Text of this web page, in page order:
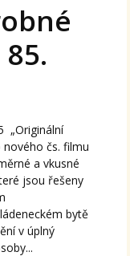
„Originální
nového čs. filmu
a vkusné
jsou řešeny
bytě
v úplný